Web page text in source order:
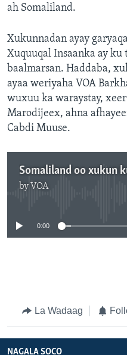
ah Somaliland.
Xukunnadan ayay
Xuquuqal Insaanka ay
baalmarsan. Haddaba,
ayaa weriyaha VOA
wuxuu ka waraystay,
Marodijeex, ahna
Cabdi Muuse.
by VOA
0:00
La Wadaag
NAGALA SOCO